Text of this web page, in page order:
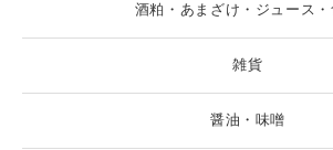
酒粕・あまざけ・ジュース・
雑貨
醤油・味噌